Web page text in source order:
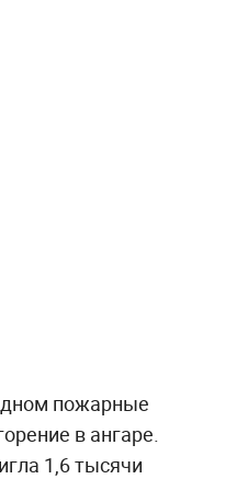
пожарные
в ангаре.
1,6 тысячи